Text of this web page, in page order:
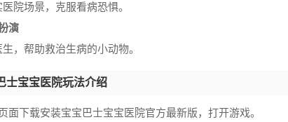
院场景，克服看病恐惧。
演
，帮助救治生病的小动物。
士宝宝医院玩法介绍
面下载安装宝宝巴士宝宝医院官方最新版，打开游戏。